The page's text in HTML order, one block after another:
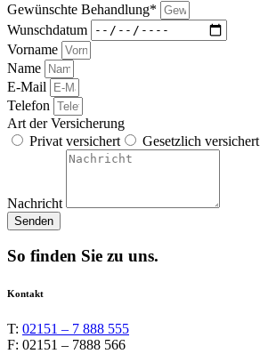
Gewünschte Behandlung*
Wunschdatum
Vorname
Name
E-Mail
Telefon
Art der Versicherung
Privat versichert
Gesetzlich versichert
Nachricht
Senden
So finden Sie zu uns.
Kontakt
T: 02151 – 7 888 555
F: 02151 – 7888 566